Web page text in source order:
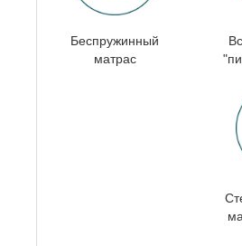
Беспружинный
матрас